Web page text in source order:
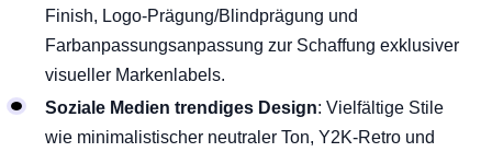
Finish, Logo-Prägung/Blindprägung und
Farbanpassungsanpassung zur Schaffung exklusiver
visueller Markenlabels.
Soziale Medien trendiges Design: Vielfältige Stile
wie minimalistischer neutraler Ton, Y2K-Retro und